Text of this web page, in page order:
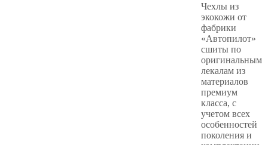
Чехлы из
экокожи от
фабрики
«Автопилот»
сшиты по
оригинальным
лекалам из
материалов
премиум
класса, с
учетом всех
особенностей
поколения и